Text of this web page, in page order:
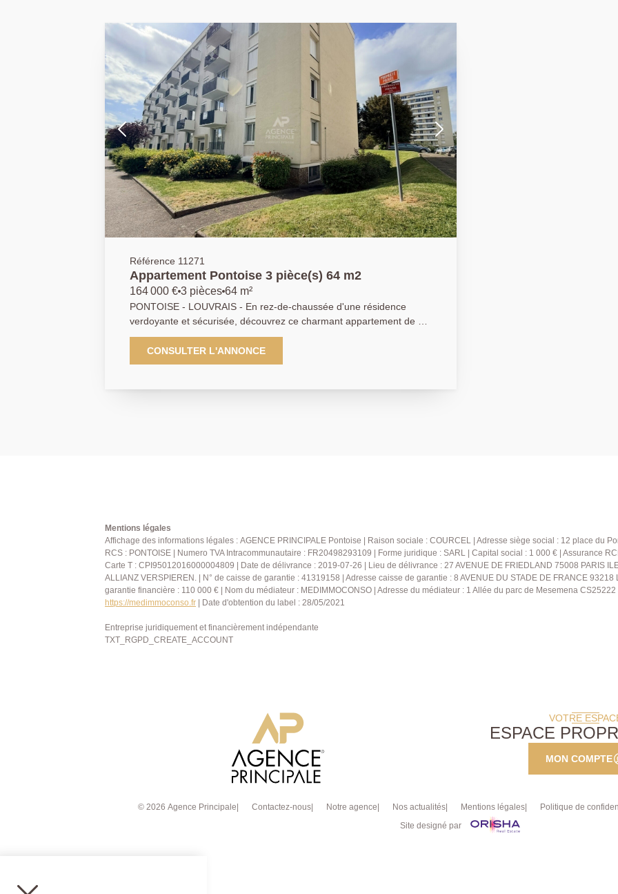
Référence 11271
Appartement Pontoise 3 pièce(s) 64 m2
164 000 € 3 pièces 64 m²
PONTOISE - LOUVRAIS - En rez-de-chaussée d'une résidence
verdoyante et sécurisée, découvrez ce charmant appartement de 3
pièces offrant un grand séjour lumineux avec coin repas, une cuisine
indépendante aménagée, 2 chambres et une salle de bains. Une
place de parking extérieure complète ce bien. Idéal premier achat ou
CONSULTER L'ANNONCE
Mentions légales
Affichage des informations légales : AGENCE PRINCIPALE Pontoise | Raison sociale : COURCEL | Adresse siège social : 12 place du
RCS : PONTOISE | Numero TVA Intracommunautaire : FR20498293109 | Forme juridique : SARL | Capital social : 1 000 € | Assurance
Carte T : CPI95012016000004809 | Date de délivrance : 2019-07-26 | Lieu de délivrance : 27 AVENUE DE FRIEDLAND 75008 PARIS
ALLIANZ VERSPIEREN. | N° de caisse de garantie : 41319158 | Adresse caisse de garantie : 8 AVENUE DU STADE DE FRANCE
garantie financière : 110 000 € | Nom du médiateur : MEDIMMOCONSO | Adresse du médiateur : 1 Allée du parc de Mesemena
https://medimmoconso.fr | Date d'obtention du label : 28/05/2021
Entreprise juridiquement et financièrement indépendante
TXT_RGPD_CREATE_ACCOUNT
VOTRE
ESPACE
MON COMPTE
© 2026 Agence Principale Contactez-nous Notre agence Nos actualités Mentions légales Politique de
Site designé par